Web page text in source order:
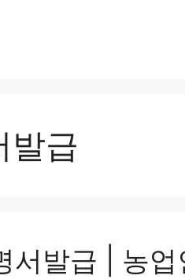
발급
서발급 | 농